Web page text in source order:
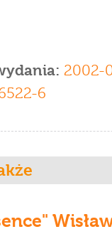
2002-
6